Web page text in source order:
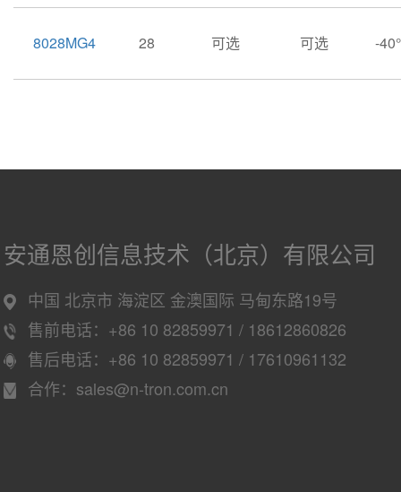
8028MG4 28 可选 可选 -
安通恩创信息技术（北京）有限公司
中国 北京市 海淀区 金澳国际 马甸东路19号
售前电话：+86 10 82859971 / 18612860826
售后电话：+86 10 82859971 / 17610961132
合作：sales@n-tron.com.cn